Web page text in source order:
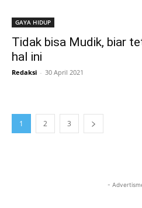
GAYA HIDUP
Tidak bisa Mudik, biar
hal ini
Redaksi - 30 April 2021
1 2 3
-